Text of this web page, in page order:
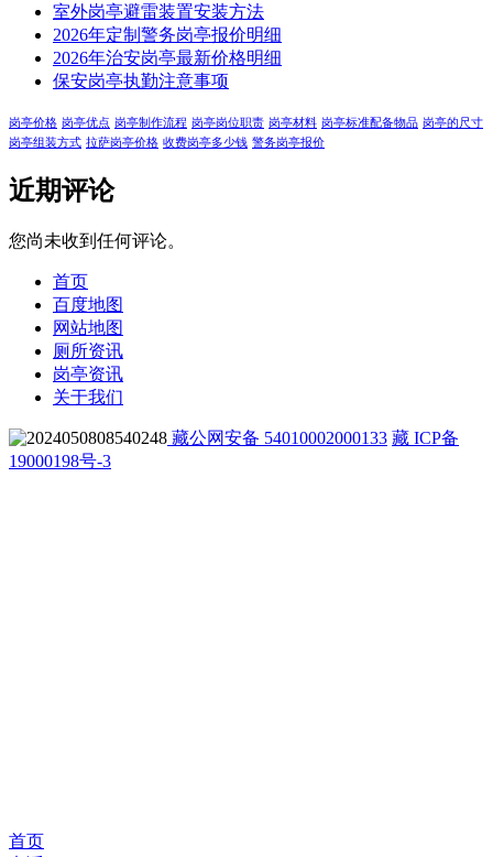
室外岗亭避雷装置安装方法
2026年定制警务岗亭报价明细
2026年治安岗亭最新价格明细
保安岗亭执勤注意事项
岗亭价格 岗亭优点 岗亭制作流程 岗亭岗位职责 岗亭材料 岗亭标准配备物品 岗亭的尺寸
岗亭组装方式 拉萨岗亭价格 收费岗亭多少钱 警务岗亭报价
近期评论
您尚未收到任何评论。
首页
百度地图
网站地图
厕所资讯
岗亭资讯
关于我们
藏公网安备 54010002000133 藏 ICP备
19000198号-3
首页